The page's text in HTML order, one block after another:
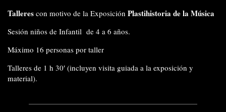
Talleres con motivo de la Exposición Plastihistoria de la Música
Sesión niños de Infantil de 4 a 6 años.
Máximo 16 personas por taller
Talleres de 1 h 30′ (incluyen visita guiada a la exposición y
material).